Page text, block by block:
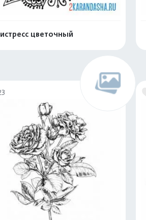
цветочный